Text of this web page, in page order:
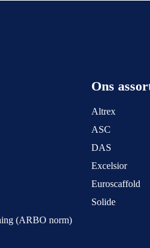
(ARBO norm)
Ons
Altrex
ASC
DAS
Excelsior
Euroscaffold
Solide